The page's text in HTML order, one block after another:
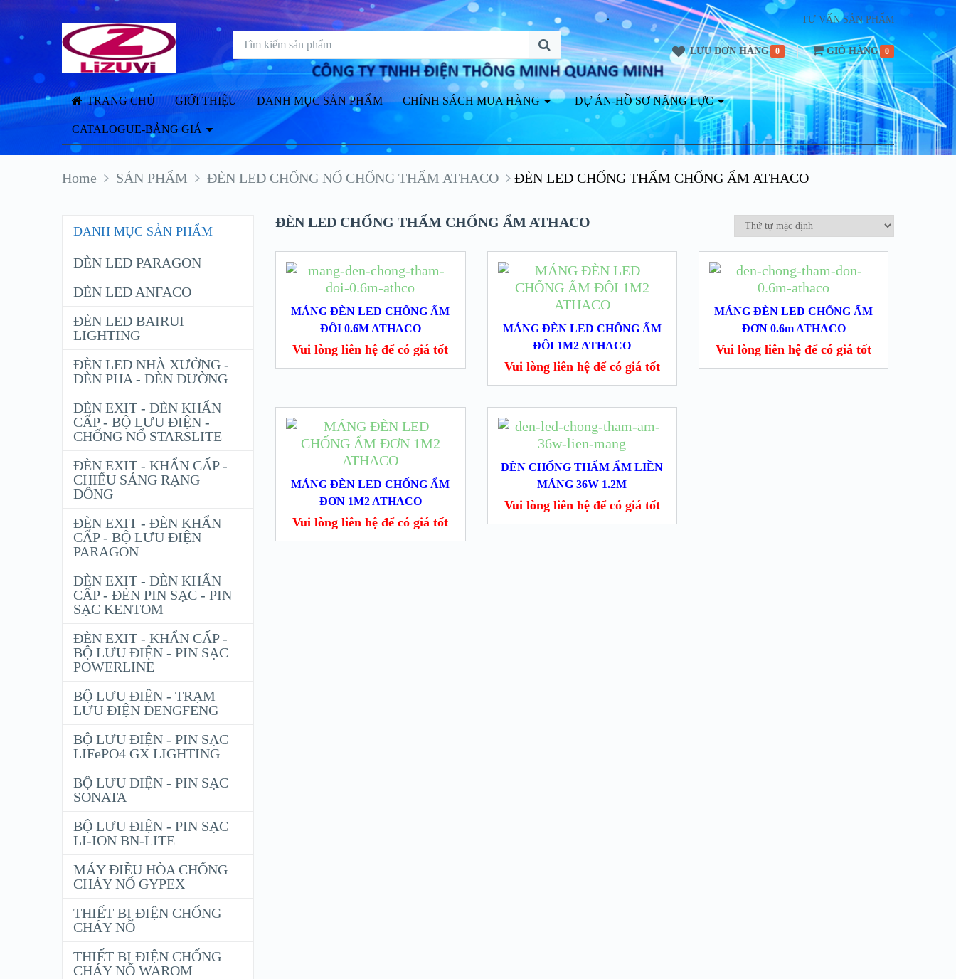
TƯ VẤN SẢN PHẨM
LƯU ĐƠN HÀNG 0 GIỎ HÀNG 0
TRANG CHỦ GIỚI THIỆU DANH MỤC SẢN PHẨM CHÍNH SÁCH MUA HÀNG DỰ ÁN-HỒ SƠ NĂNG LỰC
CATALOGUE-BẢNG GIÁ
Home SẢN PHẨM ĐÈN LED CHỐNG NỔ CHỐNG THẤM ATHACO ĐÈN LED CHỐNG THẤM CHỐNG ẨM ATHACO
ĐÈN LED CHỐNG THẤM CHỐNG ẨM ATHACO
MÁNG ĐÈN LED CHỐNG ẨM
ĐÔI 0.6M ATHACO
Vui lòng liên hệ để có giá tốt
MÁNG ĐÈN LED CHỐNG ẨM
ĐÔI 1M2 ATHACO
Vui lòng liên hệ để có giá tốt
MÁNG ĐÈN LED CHỐNG ẨM
ĐƠN 0.6m ATHACO
Vui lòng liên hệ để có giá tốt
MÁNG ĐÈN LED CHỐNG ẨM
ĐƠN 1M2 ATHACO
Vui lòng liên hệ để có giá tốt
ĐÈN CHỐNG THẤM ẨM LIỀN
MÁNG 36W 1.2M
Vui lòng liên hệ để có giá tốt
DANH MỤC SẢN PHẨM
ĐÈN LED PARAGON
ĐÈN LED ANFACO
ĐÈN LED BAIRUI
LIGHTING
ĐÈN LED NHÀ XƯỞNG -
ĐÈN PHA - ĐÈN ĐƯỜNG
ĐÈN EXIT - ĐÈN KHẨN
CẤP - BỘ LƯU ĐIỆN -
CHỐNG NỔ STARSLITE
ĐÈN EXIT - KHẨN CẤP -
CHIẾU SÁNG RẠNG
ĐÔNG
ĐÈN EXIT - ĐÈN KHẨN
CẤP - BỘ LƯU ĐIỆN
PARAGON
ĐÈN EXIT - ĐÈN KHẨN
CẤP - ĐÈN PIN SẠC - PIN
SẠC KENTOM
ĐÈN EXIT - KHẨN CẤP -
BỘ LƯU ĐIỆN - PIN SẠC
POWERLINE
BỘ LƯU ĐIỆN - TRẠM
LƯU ĐIỆN DENGFENG
BỘ LƯU ĐIỆN - PIN SẠC
LIFePO4 GX LIGHTING
BỘ LƯU ĐIỆN - PIN SẠC
SONATA
BỘ LƯU ĐIỆN - PIN SẠC
LI-ION BN-LITE
MÁY ĐIỀU HÒA CHỐNG
CHÁY NỔ GYPEX
THIẾT BỊ ĐIỆN CHỐNG
CHÁY NỔ
THIẾT BỊ ĐIỆN CHỐNG
CHÁY NỔ WAROM